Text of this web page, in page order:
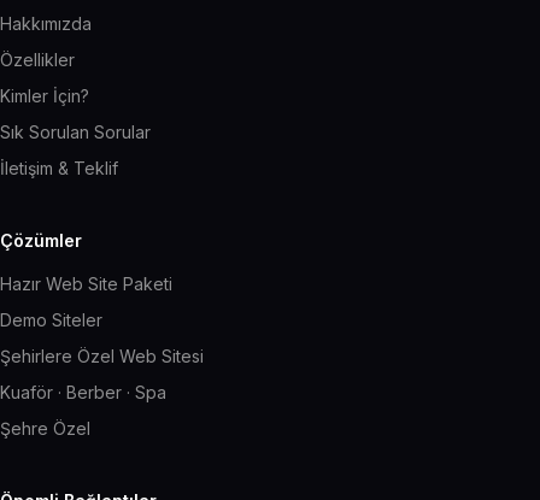
Hakkımızda
Özellikler
Kimler İçin?
Sık Sorulan Sorular
İletişim & Teklif
Çözümler
Hazır Web Site Paketi
Demo Siteler
Şehirlere Özel Web Sitesi
Kuaför · Berber · Spa
Şehre Özel